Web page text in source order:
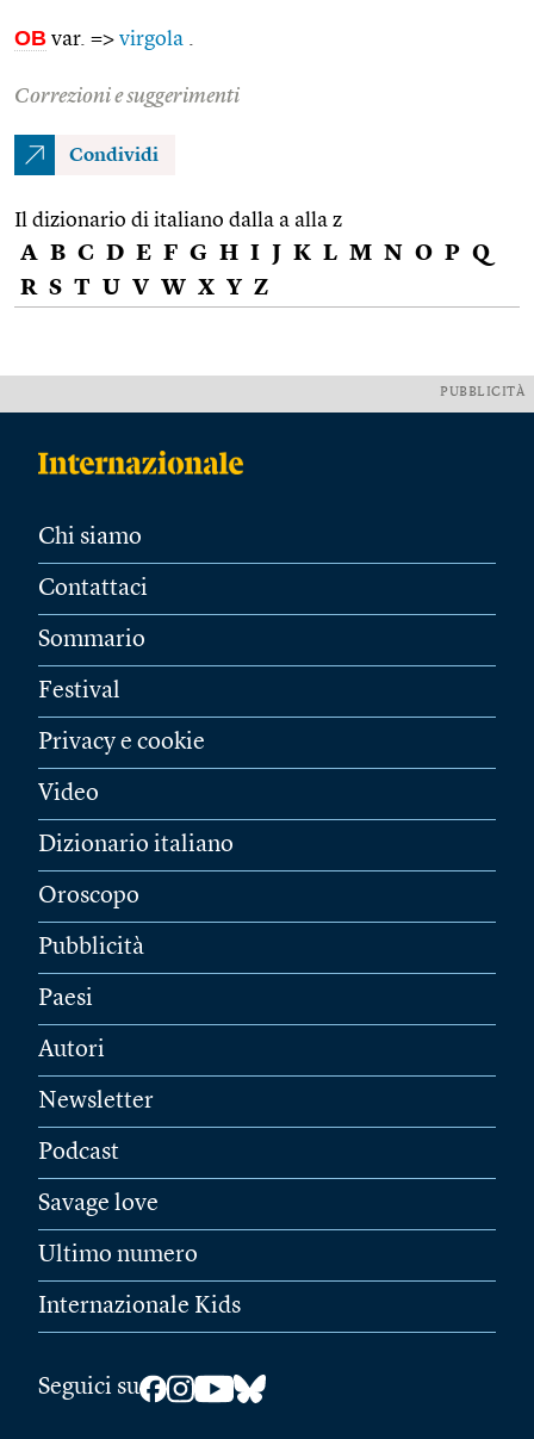
OB var. => virgola
Correzioni e suggerimenti
Condividi
Il dizionario di italiano dalla a alla z
A B C D E F G H I J K L M N O P Q
R S T U V W X Y Z
PUBBLICITÀ
Chi siamo
Contattaci
Sommario
Festival
Privacy e cookie
Video
Dizionario italiano
Oroscopo
Pubblicità
Paesi
Autori
Newsletter
Podcast
Savage love
Ultimo numero
Internazionale Kids
Seguici su